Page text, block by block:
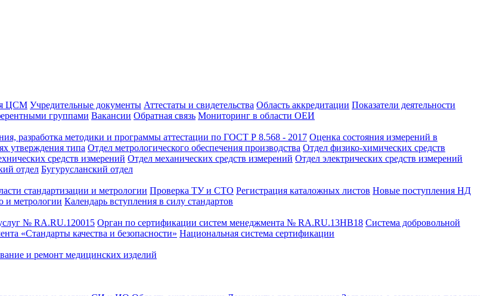
ЦСМ Учредительные документы Аттестаты и свидетельства Область аккредитации Показатели деятельности
группами Вакансии Обратная связь Мониторинг в области ОЕИ
разработка методики и программы аттестации по ГОСТ Р 8.568 - 2017 Оценка состояния измерений в
утверждения типа Отдел метрологического обеспечения производства Отдел физико-химических средств
средств измерений Отдел механических средств измерений Отдел электрических средств измерений
отдел Бугурусланский отдел
стандартизации и метрологии Проверка ТУ и СТО Регистрация каталожных листов Новые поступления НД
и метрологии Календарь вступления в силу стандартов
№ RA.RU.120015 Орган по сертификации систем менеджмента № RA.RU.13HB18 Система добровольной
«Стандарты качества и безопасности» Национальная система сертификации
и ремонт медицинских изделий